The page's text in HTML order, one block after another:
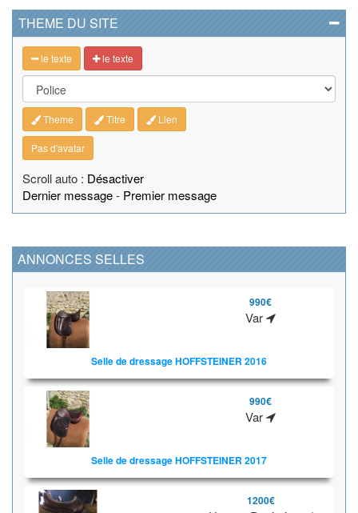
THEME DU SITE
le texte le texte
Theme Titre Lien
Pas d'avatar
Scroll auto : Désactiver
Dernier message- Premier message
ANNONCES SELLES
990€
Var
Selle de dressage HOFFSTEINER 2016
990€
Var
Selle de dressage HOFFSTEINER 2017
1200€